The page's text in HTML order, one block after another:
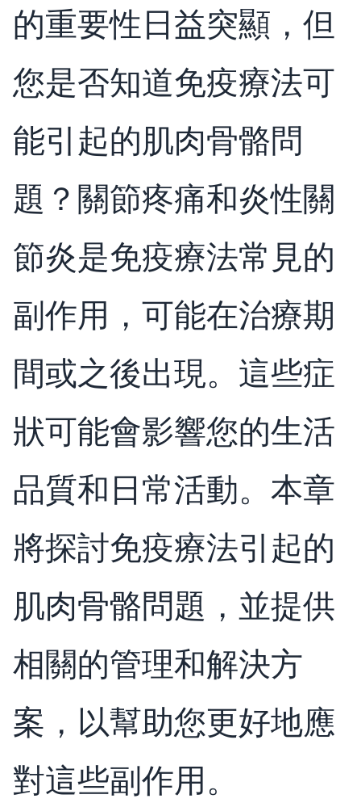
的重要性日益突顯，但
您是否知道免疫療法可
能引起的肌肉骨骼問
題？關節疼痛和炎性關
節炎是免疫療法常見的
副作用，可能在治療期
間或之後出現。這些症
狀可能會影響您的生活
品質和日常活動。本章
將探討免疫療法引起的
肌肉骨骼問題，並提供
相關的管理和解決方
案，以幫助您更好地應
對這些副作用。